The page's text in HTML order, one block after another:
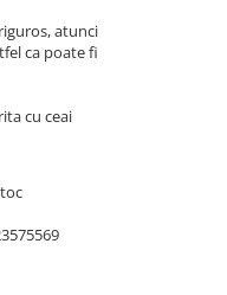
atunci
ca poate fi
cu ceai